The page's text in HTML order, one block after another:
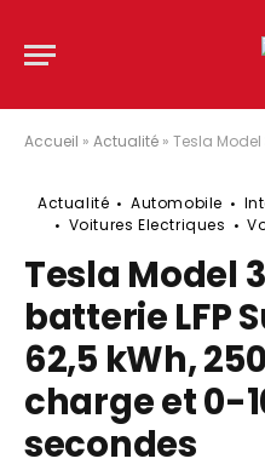
Accueil » Actualité » Tesla Model 3 propulsion :
Actualité Automobile
Voitures Electriques
Tesla Model
batterie LFP
62,5 kWh,
charge et 0-
secondes